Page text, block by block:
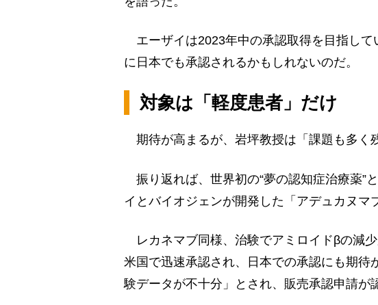
エーザイは2023年中の承認取得を目指して
に日本でも承認されるかもしれないのだ。
対象は「軽度患者」だけ
期待が高まるが、岩坪教授は「課題も多く
振り返れば、世界初の“夢の認知症治療薬”
イとバイオジェンが開発した「アデュカヌマ
レカネマブ同様、治験でアミロイドβの減
米国で迅速承認され、日本での承認にも期待
験データが不十分」とされ、販売承認申請が